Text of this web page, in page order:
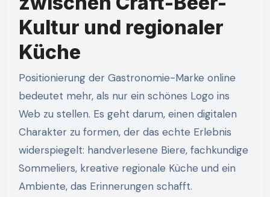
Kultur und regionaler
Küche
Positionierung der Gastronomie-Marke online
bedeutet mehr, als nur ein schönes Logo ins
Web zu stellen. Es geht darum, einen digitalen
Charakter zu formen, der das echte Erlebnis
widerspiegelt: handverlesene Biere, fachkundige
Sommeliers, kreative regionale Küche und ein
Ambiente, das Erinnerungen schafft.